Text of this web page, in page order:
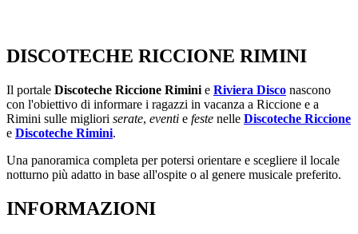
DISCOTECHE RICCIONE RIMINI
Il portale Discoteche Riccione Rimini e Riviera Disco nascono
con l'obiettivo di informare i ragazzi in vacanza a Riccione e a
Rimini sulle migliori serate, eventi e feste nelle Discoteche Riccione
e Discoteche Rimini.
Una panoramica completa per potersi orientare e scegliere il locale
notturno più adatto in base all'ospite o al genere musicale preferito.
INFORMAZIONI